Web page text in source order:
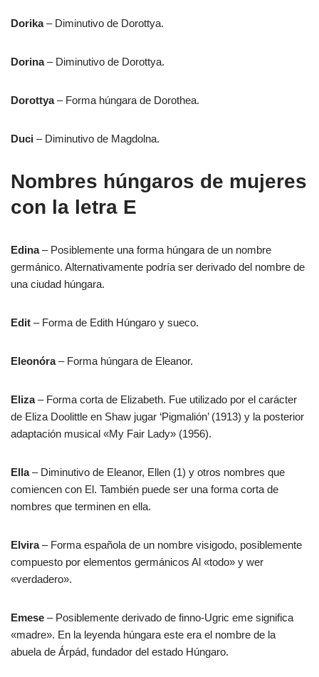
Dorika– Diminutivo de Dorottya.
Dorina– Diminutivo de Dorottya.
Dorottya– Forma húngara de Dorothea.
Duci – Diminutivo de Magdolna.
Nombres húngaros de mujeres
con la letra E
Edina– Posiblemente una forma húngara de un nombre
germánico. Alternativamente podría ser derivado del nombre de
una ciudad húngara.
Edit – Forma de Edith Húngaro y sueco.
Eleonóra– Forma húngara de Eleanor.
Eliza– Forma corta de Elizabeth. Fue utilizado por el carácter
de Eliza Doolittle en Shaw jugar ‘Pigmalión’ (1913) y la posterior
adaptación musical «My Fair Lady» (1956).
Ella– Diminutivo de Eleanor, Ellen (1) y otros nombres que
comiencen con El. También puede ser una forma corta de
nombres que terminen en ella.
Elvira– Forma española de un nombre visigodo, posiblemente
compuesto por elementos germánicos Al «todo» y wer
«verdadero».
Emese – Posiblemente derivado de finno-Ugric eme significa
«madre». En la leyenda húngara este era el nombre de la
abuela de Árpád, fundador del estado Húngaro.